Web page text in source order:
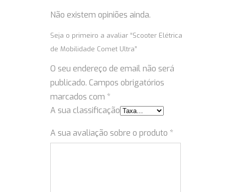
Não existem opiniões ainda.
Seja o primeiro a avaliar “Scooter Elétrica
de Mobilidade Comet Ultra”
O seu endereço de email não será
publicado. Campos obrigatórios
marcados com *
A sua classificação
A sua avaliação sobre o produto *